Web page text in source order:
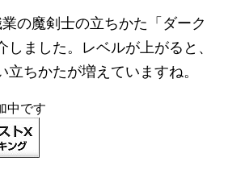
の魔剣士の立ちかた「ダーク
しました。レベルが上がると、
立ちかたが増えていますね。
中です